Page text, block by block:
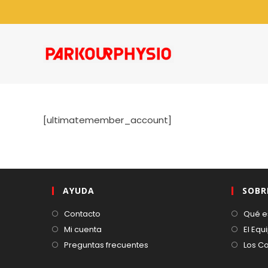
[ultimatemember_account]
AYUDA
Contacto
Mi cuenta
Preguntas frecuentes
Qué
El
Los